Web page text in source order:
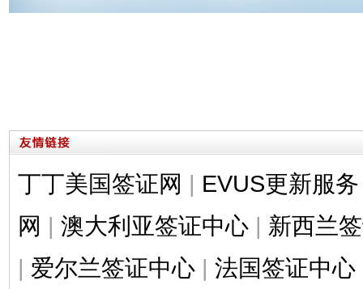
丁丁美国签证网 | EVUS更新服务
网 | 澳大利亚签证中心 | 新西兰
| 爱尔兰签证中心 | 法国签证中心